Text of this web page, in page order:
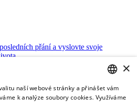
přání a vyslovte svoje
CZECH
×
naší webové stránky a přinášet vám
k analýze soubory cookies. Využíváme